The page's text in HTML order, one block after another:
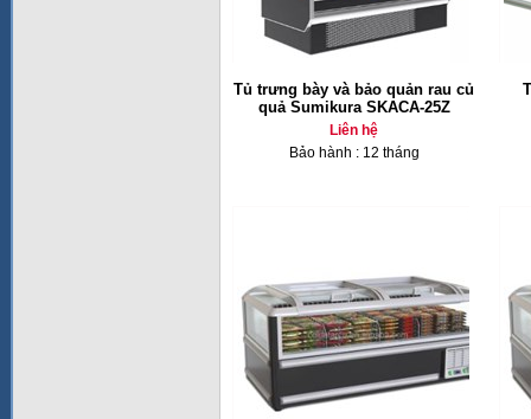
Tủ trưng bày và bảo quản rau củ
quả Sumikura SKACA-25Z
Liên hệ
Bảo hành : 12 tháng